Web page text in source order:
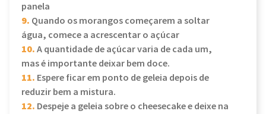
panela
9. Quando os morangos começarem a soltar
água, comece a acrescentar o açúcar
10.A quantidade de açúcar varia de cada um,
mas é importante deixar bem doce.
11. Espere ficar em ponto de geleia depois de
reduzir bem a mistura.
12. Despeje a geleia sobre o cheesecake e deixe na